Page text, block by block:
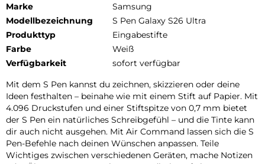
Marke
Samsung
Modellbezeichnung
S Pen Galaxy S26 Ultra
Produkttyp
Eingabestifte
Farbe
Weiß
Verfügbarkeit
sofort verfügbar
Mit dem S Pen kannst du zeichnen, skizzieren oder deine
Ideen festhalten – beinahe wie mit einem Stift auf Papier. Mit
4.096 Druckstufen und einer Stiftspitze von 0,7 mm bietet
der S Pen ein natürliches Schreibgefühl – und die Tinte kann
dir auch nicht ausgehen. Mit Air Command lassen sich die S
Pen-Befehle nach deinen Wünschen anpassen. Teile
Wichtiges zwischen verschiedenen Geräten, mache Notizen